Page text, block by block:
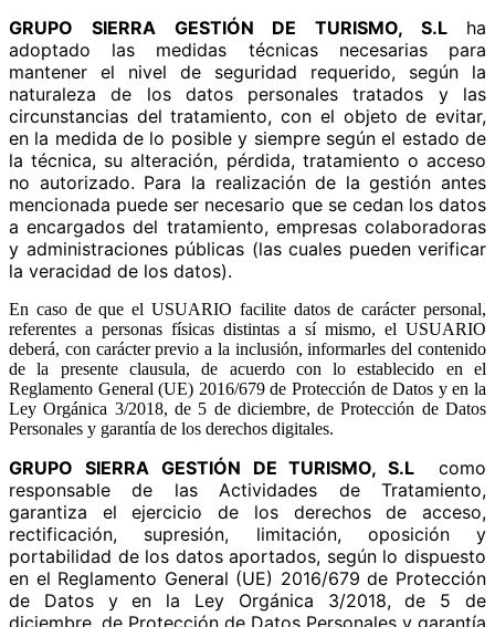
GRUPO SIERRA GESTIÓN DE TURISMO, S.L ha
adoptado las medidas técnicas necesarias para
mantener el nivel de seguridad requerido, según la
naturaleza de los datos personales tratados y las
circunstancias del tratamiento, con el objeto de evitar,
en la medida de lo posible y siempre según el estado de
la técnica, su alteración, pérdida, tratamiento o acceso
no autorizado. Para la realización de la gestión antes
mencionada puede ser necesario que se cedan los datos
a encargados del tratamiento, empresas colaboradoras
y administraciones públicas (las cuales pueden verificar
la veracidad de los datos).
En caso de que el USUARIO facilite datos de carácter personal,
referentes a personas físicas distintas a sí mismo, el USUARIO
deberá, con carácter previo a la inclusión, informarles del contenido
de la presente clausula, de acuerdo con lo establecido en el
Reglamento General (UE) 2016/679 de Protección de Datos y en la
Ley Orgánica 3/2018, de 5 de diciembre, de Protección de Datos
Personales y garantía de los derechos digitales.
GRUPO SIERRA GESTIÓN DE TURISMO, S.L como
responsable de las Actividades de Tratamiento,
garantiza el ejercicio de los derechos de acceso,
rectificación, supresión, limitación, oposición y
portabilidad de los datos aportados, según lo dispuesto
en el Reglamento General (UE) 2016/679 de Protección
de Datos y en la Ley Orgánica 3/2018, de 5 de
diciembre, de Protección de Datos Personales y garantía